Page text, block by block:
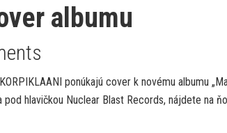
albumu
ponúkajú cover k novému albumu
pod hlavičkou Nuclear Blast Records, nájdete na